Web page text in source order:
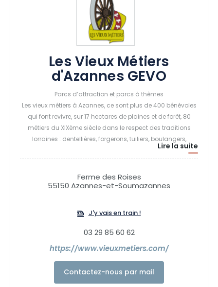
Les Vieux Métiers
d'Azannes GEVO
Parcs d’attraction et parcs à thèmes
Les vieux métiers à Azannes, ce sont plus de 400 bénévoles
qui font revivre, sur 17 hectares de plaines et de forêt, 80
métiers du XIXème siècle dans le respect des traditions
lorraines : dentellières, forgerons, tuiliers, boulangers,
Lire la suite
Ferme des Roises
55150 Azannes-et-Soumazannes
J'y vais en train !
03 29 85 60 62
https://www.vieuxmetiers.com/
Contactez-nous par mail